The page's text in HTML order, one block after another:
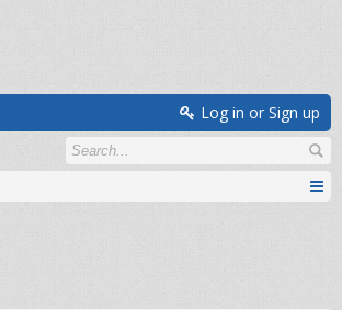
Log in or Sign up